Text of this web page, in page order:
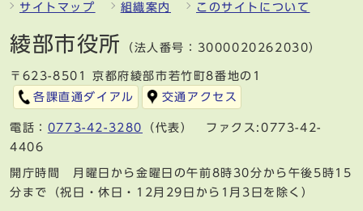
サイトマップ 組織案内 このサイトについて
綾部市役所 （法人番号：3000020262030）
〒623-8501 京都府綾部市若竹町8番地の1
各課直通ダイアル
交通アクセス
電話： 0773-42-3280
（代表） ファクス:0773-42-
4406
開庁時間 月曜日から金曜日の午前8時30分から午後5時15
分まで（祝日・休日・12月29日から1月3日を除く）